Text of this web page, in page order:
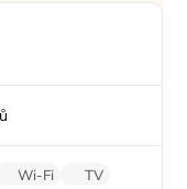
Wi-Fi
TV